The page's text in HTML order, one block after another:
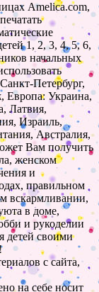
Amelica.com,
1, 2, 3, 4, 5, 6,
начальных
Петербург,
Европа: Украина,
Латвия,
Израиль,
Австралия,
Вам получить
женском
и
правильном
вскармливании,
в доме,
и рукоделии
детей своими
с сайта,
на себе носит